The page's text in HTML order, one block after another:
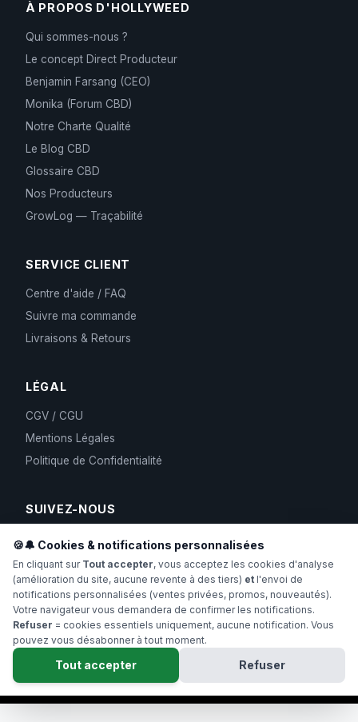
À PROPOS D'HOLLYWEED
Qui sommes-nous ?
Le concept Direct Producteur
Benjamin Farsang (CEO)
Monika (Forum CBD)
Notre Charte Qualité
Le Blog CBD
Glossaire CBD
Nos Producteurs
GrowLog — Traçabilité
SERVICE CLIENT
Centre d'aide / FAQ
Suivre ma commande
Livraisons & Retours
LÉGAL
CGV / CGU
Mentions Légales
Politique de Confidentialité
SUIVEZ-NOUS
Copyright 2024-2026 Hollyweed. Tous droits réservés.
Interdit aux moins de 18 ans. Produits conformes à la législation
🍪🔔 Cookies & notifications personnalisées
En cliquant sur Tout accepter, vous acceptez les cookies d'analyse
(amélioration du site, aucune revente à des tiers) et l'envoi de
notifications personnalisées (ventes privées, promos, nouveautés).
Votre navigateur vous demandera de confirmer les notifications.
Refuser = cookies essentiels uniquement, aucune notification. Vous
pouvez vous désabonner à tout moment.
Tout accepter Refuser